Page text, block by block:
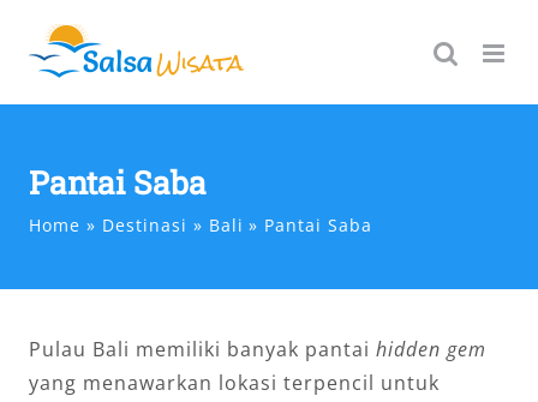
content
Pantai Saba
Home Destinasi Bali Pantai Saba
Pulau Bali memiliki banyak pantai hidden gem
yang menawarkan lokasi terpencil untuk